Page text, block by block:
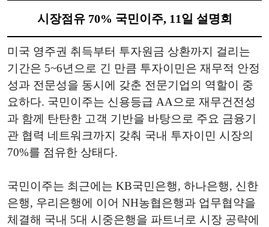
시장점유 70% 국민이주, 11일 설명회
미국 영주권 취득부터 투자원금 상환까지 걸리는
기간은 5~6년으로 긴 만큼 투자이민은 재무적 안정
성과 전문성을 동시에 갖춘 전문기업의 역할이 중
요하다. 국민이주는 신용등급 AA으로 재무건전성
과 함께 탄탄한 고객 기반을 바탕으로 주요 금융기
관 협력 네트워크까지 갖춰 국내 투자이민 시장의
70%를 점유한 상태다.
국민이주는 최근에는 KB국민은행, 하나은행, 신한
은행, 우리은행에 이어 NH농협은행과 업무협약을
체결해 국내 5대 시중은행을 파트너로 시장 공략에